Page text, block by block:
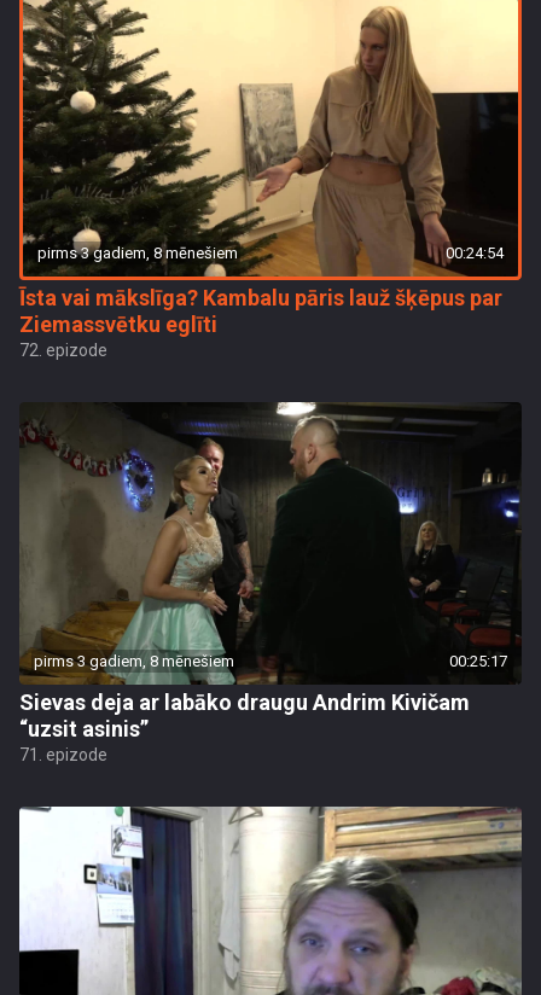
pirms 3 gadiem, 8 mēnešiem 00:24:54
Īsta vai mākslīga? Kambalu pāris lauž šķēpus par
Ziemassvētku eglīti
72. epizode
pirms 3 gadiem, 8 mēnešiem 00:25:17
Sievas deja ar labāko draugu Andrim Kivičam
“uzsit asinis”
71. epizode